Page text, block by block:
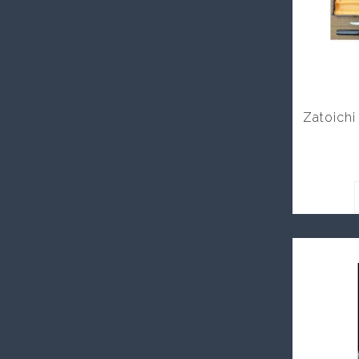
Zatoichi